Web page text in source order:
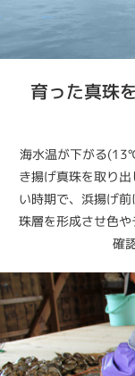
育った真珠
海水温が下がる
き揚げ真珠を取り
い時期で、浜揚げ
珠層を形成させ色
確